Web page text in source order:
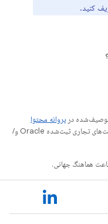
کنید.
توصیف‌شده در پروانه محتوا
هستند. جاوا و OpenJDK علامت‌های تجاری یا علامت‌های تجاری ثبت‌شده Oracle و/